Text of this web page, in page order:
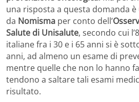
una risposta a questa domanda
da Nomisma per conto dell’
Salute di Unisalute, secondo cui
italiane fra i 30 e i 65 anni si è
anni, ad almeno un esame di
mentre quelle che non lo hanno
tendono a saltare tali esami
risultato.